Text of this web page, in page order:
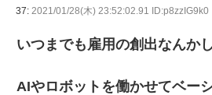
37: 2021/01/28(木) 23:52:02.91 ID:p8zzIG9k0
いつまでも雇用の創出なんか
AIやロボットを働かせてベー